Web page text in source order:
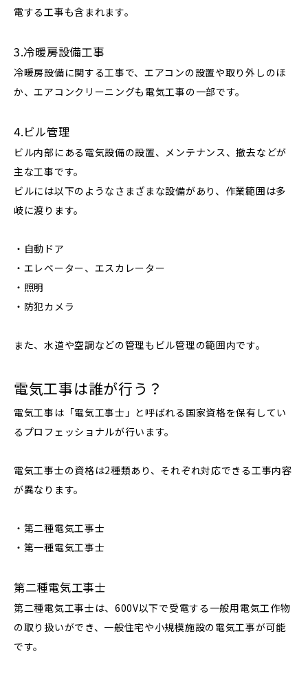
電する工事も含まれます。
3.冷暖房設備工事
冷暖房設備に関する工事で、エアコンの設置や取り外しのほ
か、エアコンクリーニングも電気工事の一部です。
4.ビル管理
ビル内部にある電気設備の設置、メンテナンス、撤去などが
主な工事です。
ビルには以下のようなさまざまな設備があり、作業範囲は多
岐に渡ります。
・自動ドア
・エレベーター、エスカレーター
・照明
・防犯カメラ
また、水道や空調などの管理もビル管理の範囲内です。
電気工事は誰が行う？
電気工事は「電気工事士」と呼ばれる国家資格を保有してい
るプロフェッショナルが行います。
電気工事士の資格は2種類あり、それぞれ対応できる工事内容
が異なります。
・第二種電気工事士
・第一種電気工事士
第二種電気工事士
第二種電気工事士は、600V以下で受電する一般用電気工作物
の取り扱いができ、一般住宅や小規模施設の電気工事が可能
です。